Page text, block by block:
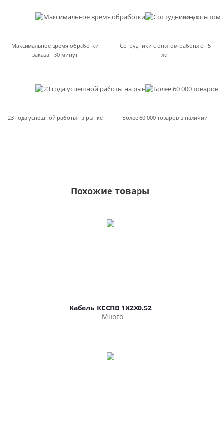
Максимальное время обработки
заказа - 30 минут
Сотрудники с опытом работы от 5
лет
23 года успешной работы на рынке Более 60 000 товаров в наличии
Похожие товары
Кабель КССПВ 1Х2Х0.52
Много